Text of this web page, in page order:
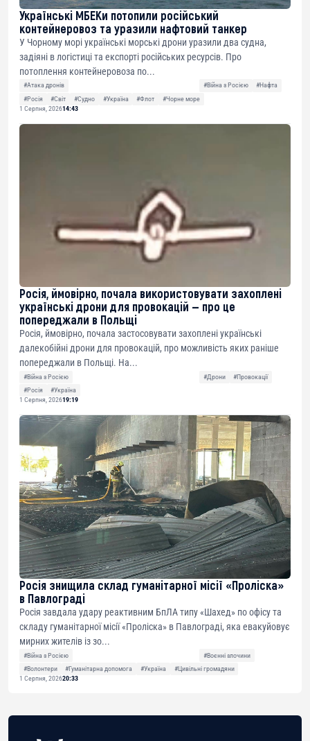
Українські МБЕКи потопили російський
контейнеровоз та уразили нафтовий танкер
У Чорному морі українські морські дрони уразили два судна,
задіяні в логістиці та експорті російських ресурсів. Про
потоплення контейнеровоза по...
#Атака дронів #Війна з Росією
#Нафта
#Росія
#Світ #Судно #Україна #Флот
#Чорне море
1 Серпня, 202614:43
Росія, ймовірно, почала використовувати захоплені
українські дрони для провокацій — про це
попереджали в Польщі
Росія, ймовірно, почала застосовувати захоплені українські
далекобійні дрони для провокацій, про можливість яких раніше
попереджали в Польщі. На...
#Війна з Росією #Дрони
#Провокації
#Росія
#Україна
1 Серпня, 202619:19
Росія знищила склад гуманітарної місії «Проліска»
в Павлограді
Росія завдала удару реактивним БпЛА типу «Шахед» по офісу та
складу гуманітарної місії «Проліска» в Павлограді, яка евакуйовує
мирних жителів із зо...
#Війна з Росією
#Воєнні злочини
#Волонтери
#Гуманітарна допомога #Україна
#Цивільні громадяни
1 Серпня, 202620:33